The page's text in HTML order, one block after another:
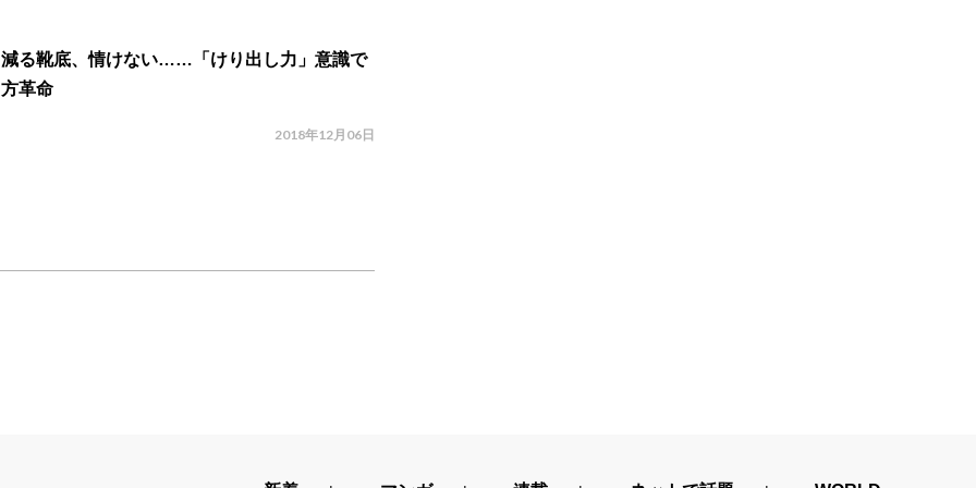
る靴底、情けない……「けり出し力」意識で
革命
2018年12月06日